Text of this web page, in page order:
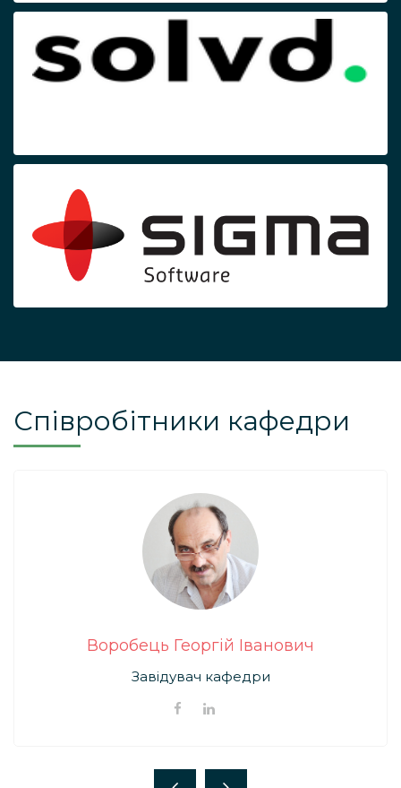
Співробітники кафедри
Воробець Георгій Іванович
Завідувач кафедри